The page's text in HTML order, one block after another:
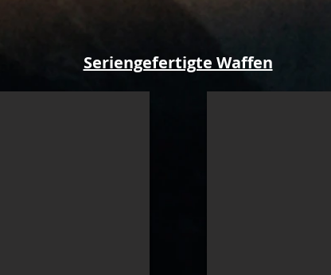
Seriengefertigte Waffen